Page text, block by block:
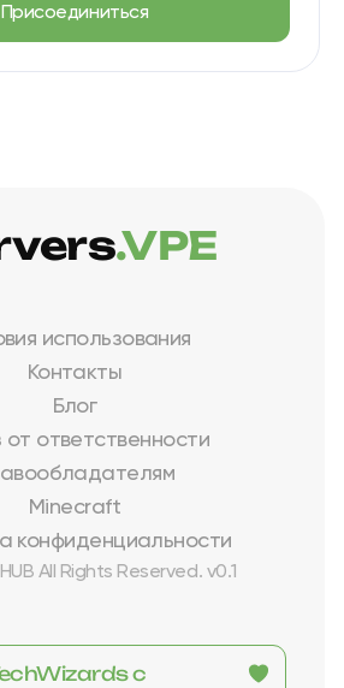
Присоединиться
использования
Контакты
Блог
от ответственности
Minecraft
конфиденциальности
All Rights Reserved. v0.1
.VPE
с